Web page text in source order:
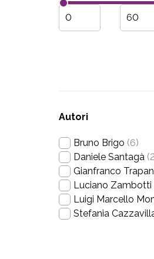
Autori
Bruno Brigo (6)
Daniele Santagà
Gianfranco
Luciano Zambotti
Luigi Marcello
Stefania